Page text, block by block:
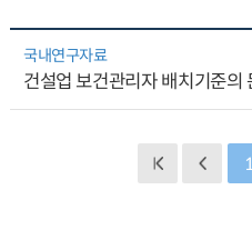
국내연구자료
건설업 보건관리자 배치기준의
1